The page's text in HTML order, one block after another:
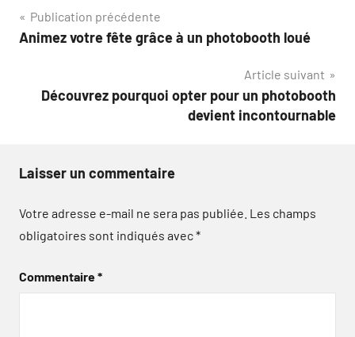
Navigation
de
Publication précédente
Animez votre fête grâce à un photobooth loué
Article suivant
Découvrez pourquoi opter pour un photobooth
devient incontournable
Laisser un commentaire
Votre adresse e-mail ne sera pas publiée. Les champs
obligatoires sont indiqués avec*
Commentaire*